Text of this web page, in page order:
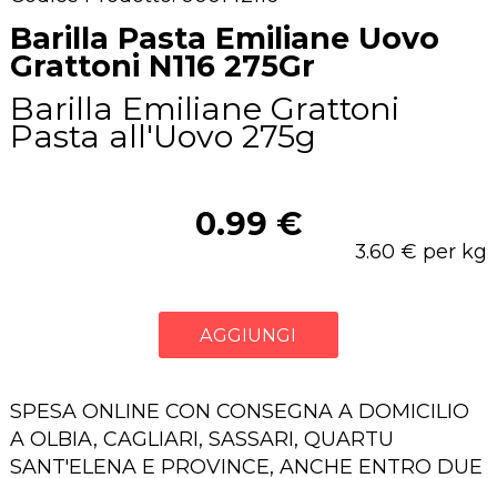
Barilla Pasta Emiliane Uovo
Grattoni N116 275Gr
Barilla Emiliane Grattoni
Pasta all'Uovo 275g
0.99 €
3.60 € per kg
AGGIUNGI
SPESA ONLINE CON CONSEGNA A DOMICILIO
A OLBIA, CAGLIARI, SASSARI, QUARTU
SANT'ELENA E PROVINCE, ANCHE ENTRO DUE